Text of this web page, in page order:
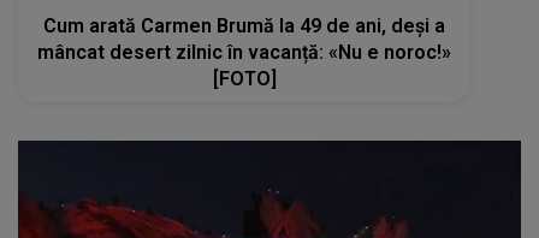
Cum arată Carmen Brumă la 49 de ani, deși a
mâncat desert zilnic în vacanță: «Nu e noroc!»
[FOTO]